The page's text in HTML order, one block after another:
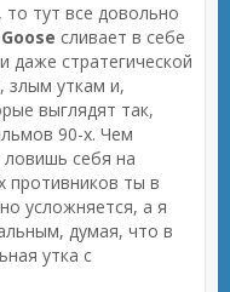
то тут все довольно
сливает в себе
стратегической
злым уткам и,
выглядят так,
90-х. Чем
себя на
противников ты в
усложняется, а я
думая, что в
утка с